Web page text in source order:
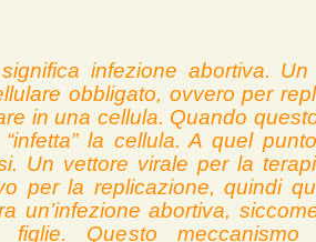
infezione abortiva.
obbligato, ovvero per
in una cellula. Quando
la cellula. A quel
Un vettore virale per la
per la replicazione, quindi
un’infezione abortiva,
figlie. Questo